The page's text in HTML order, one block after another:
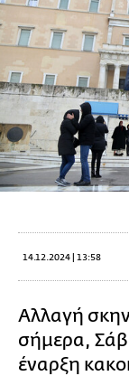
14.12.2024 | 13:58
Αλλαγή
σήμερα,
έναρξη